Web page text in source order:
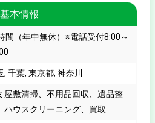
基本情報
間（年中無休）※電話受付8:00～
, 千葉, 東京都, 神奈川
屋敷清掃、不用品回収、遺品整
ハウスクリーニング、買取